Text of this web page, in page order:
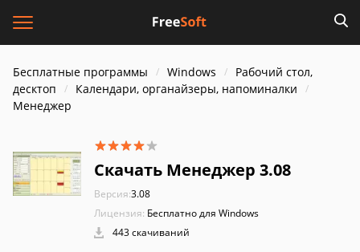
Бесплатные программы Windows
Рабочий стол,
десктоп
Календари, органайзеры, напоминалки
Менеджер
Скачать Менеджер 3.08
Версия:3.08
Лицензия: Бесплатно для Windows
443 скачиваний